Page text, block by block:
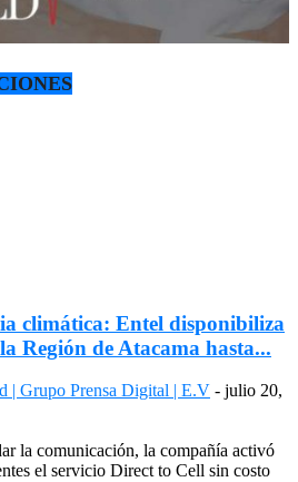
climática: Entel disponibiliza
Región de Atacama hasta...
| Grupo Prensa Digital | E.V - julio 20,
la comunicación, la compañía activó
el servicio Direct to Cell sin costo